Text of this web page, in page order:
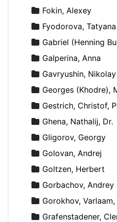
Fokin, Alexey
Fyodorova, Tatyana
Gabriel (Henning
Galperina, Anna
Gavryushin, Nikolay
Georges (Khodre),
Gestrich, Christof,
Ghena, Nathalij, Dr.
Gligorov, Georgy
Golovan, Andrej
Goltzen, Herbert
Gorbachov, Andrey
Gorokhov,
Grafenstadener,